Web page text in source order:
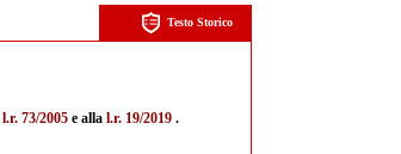
Testo Storico
l.r. 73/2005 e alla l.r. 19/2019 .